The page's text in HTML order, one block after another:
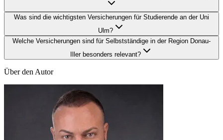
Was sind die wichtigsten Versicherungen für Studierende an der Uni
Ulm?
Welche Versicherungen sind für Selbstständige in der Region Donau-
Iller besonders relevant?
Über den Autor